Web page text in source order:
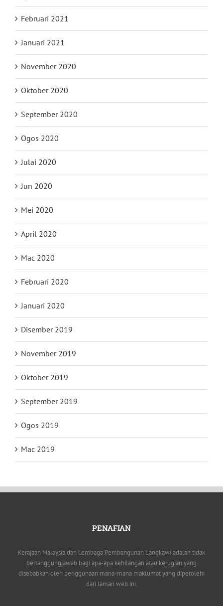
Februari 2021
Januari 2021
November 2020
Oktober 2020
September 2020
Ogos 2020
Julai 2020
Jun 2020
Mei 2020
April 2020
Mac 2020
Februari 2020
Januari 2020
Disember 2019
November 2019
Oktober 2019
September 2019
Ogos 2019
Mac 2019
PENAFIAN
Kerajaan Malaysia dan Lembaga Pembangunan Langkawi adalah tidak
bertanggungjawab bagi apa-apa kehilangan atau kerugian yang
disebabkan oleh penggunaan mana-mana maklumat yang diperolehi
dari laman web ini.